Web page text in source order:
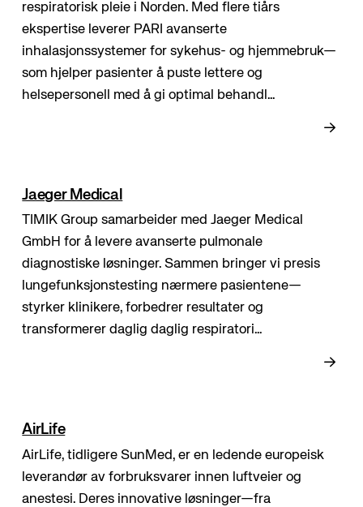
respiratorisk pleie i Norden. Med flere tiårs
ekspertise leverer PARI avanserte
inhalasjonssystemer for sykehus- og hjemmebruk—
som hjelper pasienter å puste lettere og
helsepersonell med å gi optimal behandl...
Jaeger Medical
TIMIK Group samarbeider med Jaeger Medical
GmbH for å levere avanserte pulmonale
diagnostiske løsninger. Sammen bringer vi presis
lungefunksjonstesting nærmere pasientene—
styrker klinikere, forbedrer resultater og
transformerer daglig daglig respiratori...
AirLife
AirLife, tidligere SunMed, er en ledende europeisk
leverandør av forbruksvarer innen luftveier og
anestesi. Deres innovative løsninger—fra